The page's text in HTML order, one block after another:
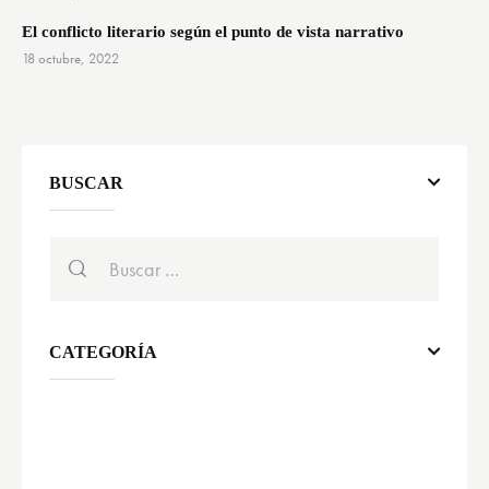
El conflicto literario según el punto de vista narrativo
18 octubre, 2022
BUSCAR
CATEGORÍA